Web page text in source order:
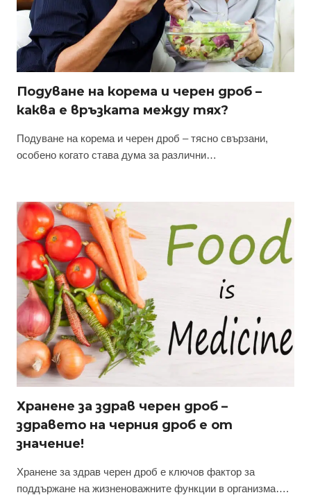
Подуване на корема и черен дроб –
каква е връзката между тях?
Подуване на корема и черен дроб – тясно свързани,
особено когато става дума за различни…
Хранене за здрав черен дроб –
здравето на черния дроб е от
значение!
Хранене за здрав черен дроб е ключов фактор за
поддържане на жизненоважните функции в организма….